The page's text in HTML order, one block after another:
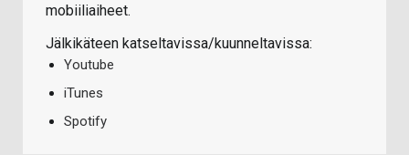
mobiiliaiheet.
Jälkikäteen katseltavissa/kuunneltavissa:
Youtube
iTunes
Spotify